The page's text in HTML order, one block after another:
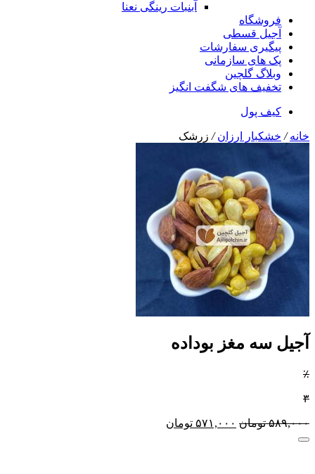
آبنبات رینگی نعنا
فروشگاه
آجیل قسطی
پیگیری سفارشات
پک های سازمانی
وبلاگ گلچین
تخفیف های شگفت انگیز
کیف پول
خانه/ خشکبار ارزان/ زرشک
آجیل سه مغز بوداده
٪
۳
۵۸۹,۰۰۰ تومان ۵۷۱,۰۰۰ تومان